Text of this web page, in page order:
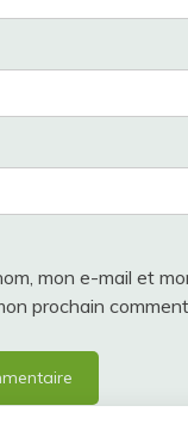
mon e-mail et
prochain